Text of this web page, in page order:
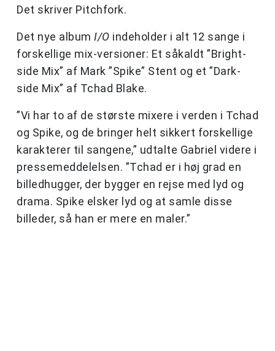
Det skriver Pitchfork.
Det nye album I/O indeholder i alt 12 sange i
forskellige mix-versioner: Et såkaldt ”Bright-
side Mix” af Mark ”Spike” Stent og et ”Dark-
side Mix” af Tchad Blake.
”Vi har to af de største mixere i verden i Tchad
og Spike, og de bringer helt sikkert forskellige
karakterer til sangene,” udtalte Gabriel videre i
pressemeddelelsen. ”Tchad er i høj grad en
billedhugger, der bygger en rejse med lyd og
drama. Spike elsker lyd og at samle disse
billeder, så han er mere en maler.”